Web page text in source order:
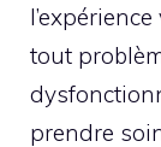
tout
prendre